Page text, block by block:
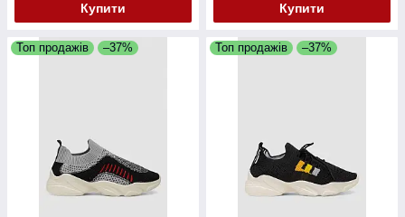
Купити Купити
Топ продажів –37% Топ продажів –37%